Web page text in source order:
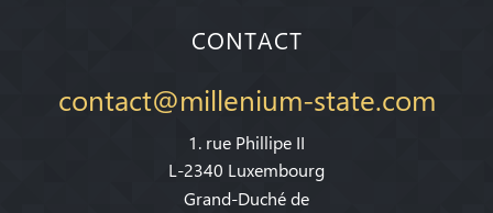
CONTACT
contact@millenium-state.com
1. rue Phillipe II
L-2340 Luxembourg
Grand-Duché de